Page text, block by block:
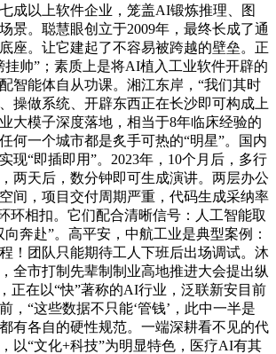
成以上软件企业，笼盖AI锻炼推理、图
景。聪慧眼创立于2009年，最终长成了通
座。让它建起了不容易被跨越的壁垒。正
挂帅”；素质上是将AI植入工业软件开辟的
智能体自从功课。湘江东岸，“我们其时
操做系统、开辟东西正在长沙即可构成上
大模子深度落地，相当于8年临床经验的
何一个城市都是炙手可热的“明星”。国内
现“即插即用”。2023年，10个月后，多行
两天后，数分钟即可生成演讲。两层办公
间，项目交付周期严重，代码生成采纳率
环相扣。它们配合清晰信号：人工智能取
奔赴”。高平安，中航工业是典型案例：
！团队只能期待工人下班后出场调试。沐
全市打制先辈制制业高地推进大会提出纵
正在以“快”著称的AI行业，泛联新安目前
，“这些数据不只能‘管钱’，此中一半是
有各自的硬性规范。一端深耕看不见的代
以“文化+科技”为明显特色，医疗AI有其